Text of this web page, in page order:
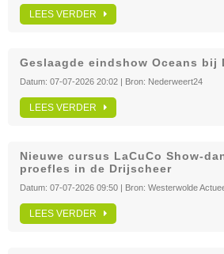
LEES VERDER
Geslaagde eindshow Oceans bij
Datum: 07-07-2026 20:02 | Bron: Nederweert24
LEES VERDER
Nieuwe cursus LaCuCo Show-
proefles in de Drijscheer
Datum: 07-07-2026 09:50 | Bron: Westerwolde
LEES VERDER